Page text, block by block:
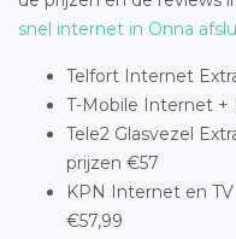
snel internet in Onna
Telfort Internet
T-Mobile Internet +
Tele2 Glasvezel
prijzen €57
KPN Internet en
€57,99